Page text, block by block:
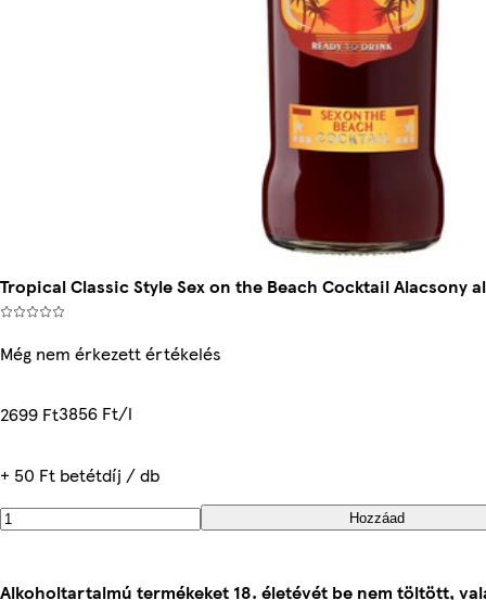
Tropical Classic Style Sex on the Beach Cocktail Alacsony
Még nem érkezett értékelés
2699 Ft3856 Ft/l
+ 50 Ft betétdíj / db
Hozzáad
Alkoholtartalmú termékeket 18. életévét be nem töltött,